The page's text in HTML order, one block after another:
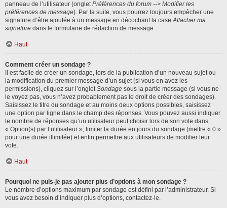
panneau de l’utilisateur (ongletPréférences du forum --> Modifier les
préférences de message). Par la suite, vous pourrez toujours empêcher une
signature d’être ajoutée à un message en décochant la caseAttacher ma
signature dans le formulaire de rédaction de message.
Haut
Comment créer un sondage ?
Il est facile de créer un sondage, lors de la publication d’un nouveau sujet ou
la modification du premier message d’un sujet (si vous en avez les
permissions), cliquez sur l’ongletSondage sous la partie message (si vous ne
le voyez pas, vous n’avez probablement pas le droit de créer des sondages).
Saisissez le titre du sondage et au moins deux options possibles, saisissez
une option par ligne dans le champ des réponses. Vous pouvez aussi indiquer
le nombre de réponses qu’un utilisateur peut choisir lors de son vote dans
« Option(s) par l’utilisateur », limiter la durée en jours du sondage (mettre « 0 »
pour une durée illimitée) et enfin permettre aux utilisateurs de modifier leur
vote.
Haut
Pourquoi ne puis-je pas ajouter plus d’options à mon sondage ?
Le nombre d’options maximum par sondage est défini par l’administrateur. Si
vous avez besoin d’indiquer plus d’options, contactez-le.